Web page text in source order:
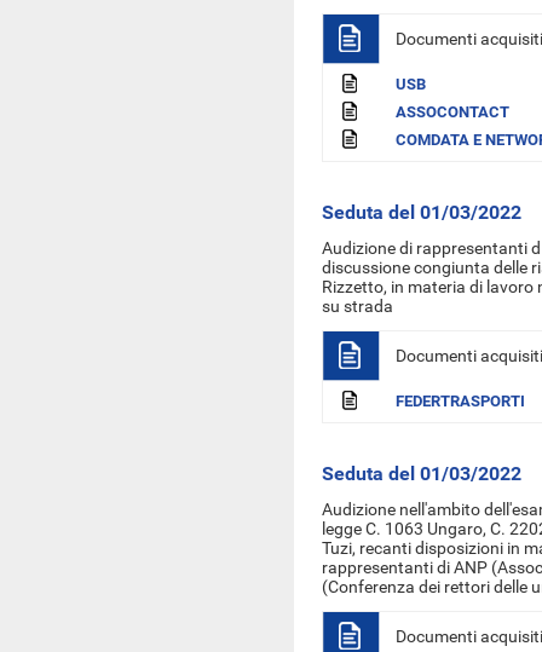
Documenti acquisiti
USB
ASSOCONTACT
COMDATA E
Seduta del 01/03/2022
Audizione di rappresentanti
discussione congiunta delle
Rizzetto, in materia di
su strada
Documenti acquisiti
FEDERTRASPORTI
Seduta del 01/03/2022
Audizione nell'ambito
legge C. 1063 Ungaro, C.
Tuzi, recanti disposizioni in
rappresentanti di ANP
(Conferenza dei rettori delle
Documenti acquisiti